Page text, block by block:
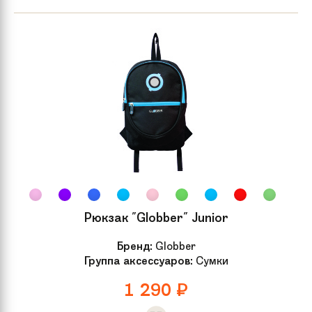
Модель Profish Max
Самокат в индивидуальной
подарочной упаковке
Алюминий, Сталь
51.5 см
Длина доски 12 см
От пола 100 см
Анодированный алюминий
Рюкзак "Globber" Junior
Бренд: Globber
Группа аксессуаров: Сумки
1 290 ₽